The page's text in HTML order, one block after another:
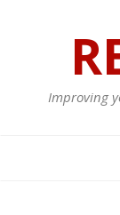
Improving